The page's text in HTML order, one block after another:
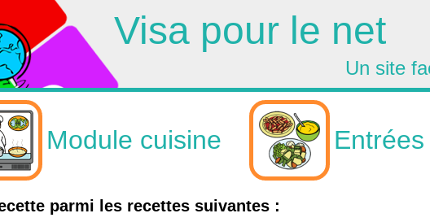
Visa pour le net
Un site
Module cuisine Entrées
parmi les recettes suivantes :